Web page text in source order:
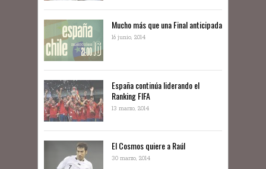
Mucho más que una Final anticipada
16 junio, 2014
España continúa liderando el
Ranking FIFA
13 marzo, 2014
El Cosmos quiere a Raúl
30 marzo, 2014